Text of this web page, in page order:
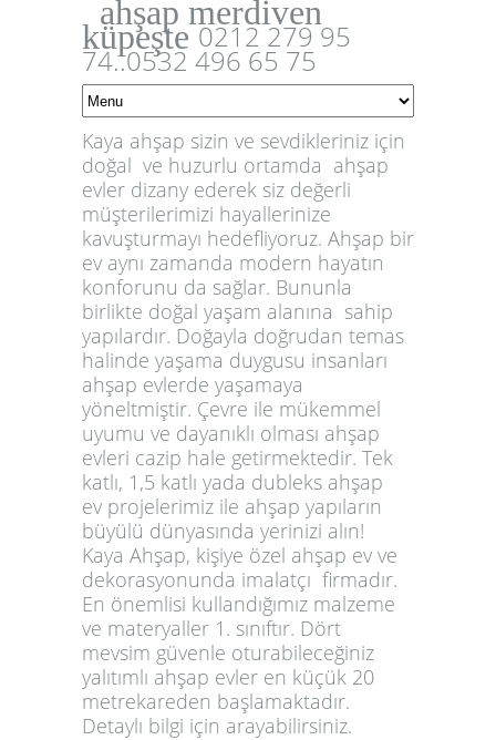
ahşap merdiven
küpeşte0212 279 95
74..0532 496 65 75
Kaya ahşap sizin ve sevdikleriniz için
doğal ve huzurlu ortamda ahşap
evler dizany ederek siz değerli
müşterilerimizi hayallerinize
kavuşturmayı hedefliyoruz. Ahşap bir
ev aynı zamanda modern hayatın
konforunu da sağlar. Bununla
birlikte doğal yaşam alanına sahip
yapılardır. Doğayla doğrudan temas
halinde yaşama duygusu insanları
ahşap evlerde yaşamaya
yöneltmiştir. Çevre ile mükemmel
uyumu ve dayanıklı olması ahşap
evleri cazip hale getirmektedir. Tek
katlı, 1,5 katlı yada dubleks ahşap
ev projelerimiz ile ahşap yapıların
büyülü dünyasında yerinizi alın!
Kaya Ahşap, kişiye özel ahşap ev ve
dekorasyonunda imalatçı firmadır.
En önemlisi kullandığımız malzeme
ve materyaller 1. sınıftır. Dört
mevsim güvenle oturabileceğiniz
yalıtımlı ahşap evler en küçük 20
metrekareden başlamaktadır.
Detaylı bilgi için arayabilirsiniz.